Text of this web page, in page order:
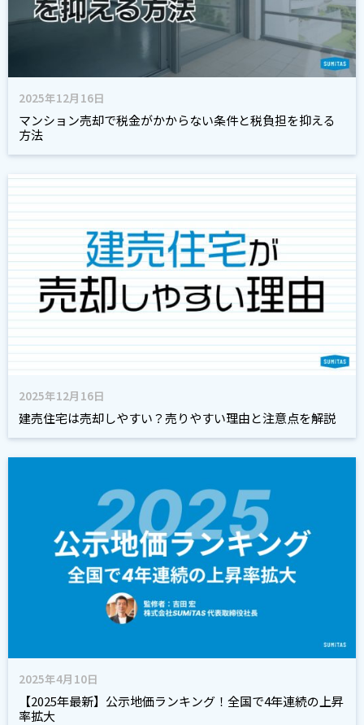
2025年12月16日
マンション売却で税金がかからない条件と税負担を抑える
方法
2025年12月16日
建売住宅は売却しやすい？売りやすい理由と注意点を解説
2025年4月10日
【2025年最新】公示地価ランキング！全国で4年連続の上昇
率拡大